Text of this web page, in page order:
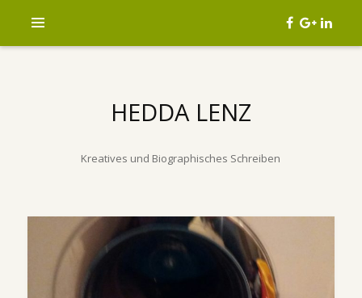
HEDDA LENZ
Kreatives und Biographisches Schreiben